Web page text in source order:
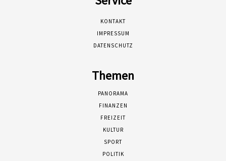
KONTAKT
IMPRESSUM
DATENSCHUTZ
Themen
PANORAMA
FINANZEN
FREIZEIT
KULTUR
SPORT
POLITIK